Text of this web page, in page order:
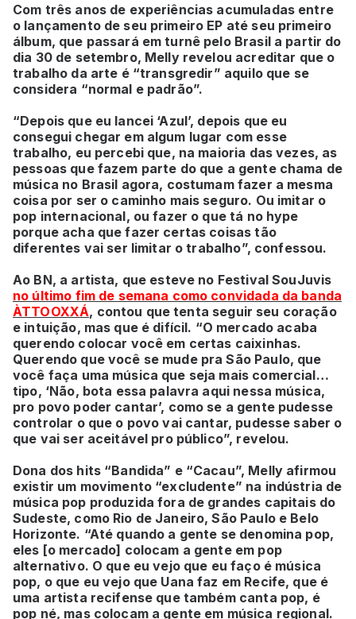
Com três anos de experiências acumuladas entre
o lançamento de seu primeiro EP até seu primeiro
álbum, que passará em turnê pelo Brasil a partir do
dia 30 de setembro, Melly revelou acreditar que o
trabalho da arte é “transgredir” aquilo que se
considera “normal e padrão”.
“Depois que eu lancei ‘Azul’, depois que eu
consegui chegar em algum lugar com esse
trabalho, eu percebi que, na maioria das vezes, as
pessoas que fazem parte do que a gente chama de
música no Brasil agora, costumam fazer a mesma
coisa por ser o caminho mais seguro. Ou imitar o
pop internacional, ou fazer o que tá no hype
porque acha que fazer certas coisas tão
diferentes vai ser limitar o trabalho”, confessou.
Ao BN, a artista, que esteve no Festival SouJuvis
no último fim de semana como convidada da banda
ÀTTOOXXÁ, contou que tenta seguir seu coração
e intuição, mas que é difícil. “O mercado acaba
querendo colocar você em certas caixinhas.
Querendo que você se mude pra São Paulo, que
você faça uma música que seja mais comercial…
tipo, ‘Não, bota essa palavra aqui nessa música,
pro povo poder cantar’, como se a gente pudesse
controlar o que o povo vai cantar, pudesse saber o
que vai ser aceitável pro público”, revelou.
Dona dos hits “Bandida” e “Cacau”, Melly afirmou
existir um movimento “excludente” na indústria de
música pop produzida fora de grandes capitais do
Sudeste, como Rio de Janeiro, São Paulo e Belo
Horizonte. “Até quando a gente se denomina pop,
eles [o mercado] colocam a gente em pop
alternativo. O que eu vejo que eu faço é música
pop, o que eu vejo que Uana faz em Recife, que é
uma artista recifense que também canta pop, é
pop né, mas colocam a gente em música regional.